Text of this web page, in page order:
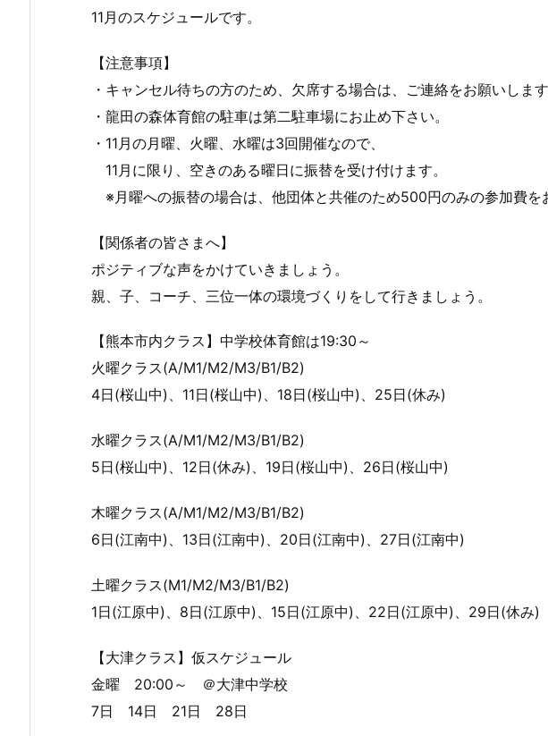
11月のスケジュールです。
【注意事項】
・キャンセル待ちの方のため、欠席する場合は、ご連絡をお願いします
・龍田の森体育館の駐車は第二駐車場にお止め下さい。
・11月の月曜、火曜、水曜は3回開催なので、
11月に限り、空きのある曜日に振替を受け付けます。
※月曜への振替の場合は、他団体と共催のため500円のみの参加費を
【関係者の皆さまへ】
ポジティブな声をかけていきましょう。
親、子、コーチ、三位一体の環境づくりをして行きましょう。
【熊本市内クラス】中学校体育館は19:30～
火曜クラス(A/M1/M2/M3/B1/B2)
4日(桜山中)、11日(桜山中)、18日(桜山中)、25日(休み)
水曜クラス(A/M1/M2/M3/B1/B2)
5日(桜山中)、12日(休み)、19日(桜山中)、26日(桜山中)
木曜クラス(A/M1/M2/M3/B1/B2)
6日(江南中)、13日(江南中)、20日(江南中)、27日(江南中)
土曜クラス(M1/M2/M3/B1/B2)
1日(江原中)、8日(江原中)、15日(江原中)、22日(江原中)、29日(休み)
【大津クラス】仮スケジュール
金曜 20:00～ ＠大津中学校
7日 14日 21日 28日